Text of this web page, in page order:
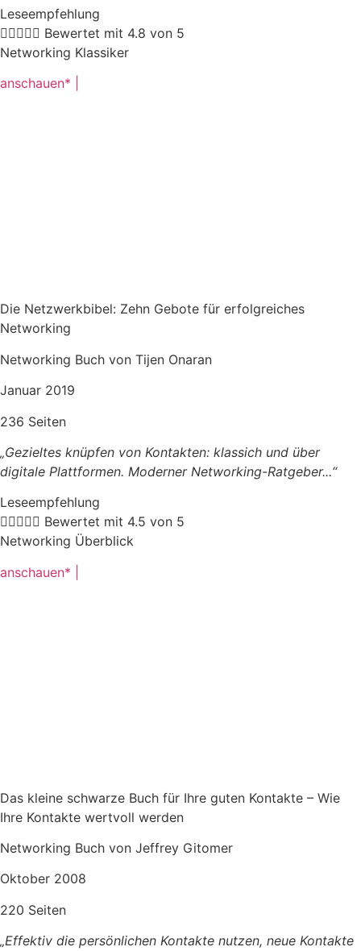
Leseempfehlung
 Bewertet mit 4.8 von 5
Networking Klassiker
anschauen* |
Die Netzwerkbibel: Zehn Gebote für erfolgreiches
Networking
Networking Buch von Tijen Onaran
Januar 2019
236 Seiten
„Gezieltes knüpfen von Kontakten: klassich und über
digitale Plattformen. Moderner Networking-Ratgeber...“
Leseempfehlung
 Bewertet mit 4.5 von 5
Networking Überblick
anschauen* |
Das kleine schwarze Buch für Ihre guten Kontakte – Wie
Ihre Kontakte wertvoll werden
Networking Buch von Jeffrey Gitomer
Oktober 2008
220 Seiten
„Effektiv die persönlichen Kontakte nutzen, neue Kontakte